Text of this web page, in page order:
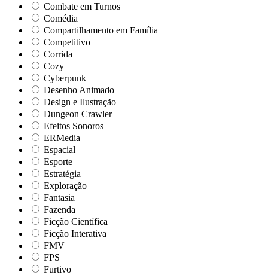
Combate em Turnos
Comédia
Compartilhamento em Família
Competitivo
Corrida
Cozy
Cyberpunk
Desenho Animado
Design e Ilustração
Dungeon Crawler
Efeitos Sonoros
ERMedia
Espacial
Esporte
Estratégia
Exploração
Fantasia
Fazenda
Ficção Científica
Ficção Interativa
FMV
FPS
Furtivo